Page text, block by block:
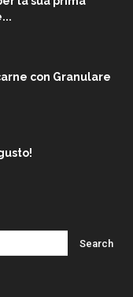
con Granulare